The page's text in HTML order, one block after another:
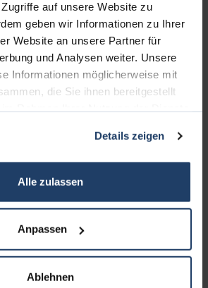
auf unsere Website zu
geben wir Informationen zu Ihrer
Website an unsere Partner für
und Analysen weiter. Unsere
Informationen möglicherweise mit
die Sie ihnen bereitgestellt
Details zeigen
Alle zulassen
Anpassen
Ablehnen